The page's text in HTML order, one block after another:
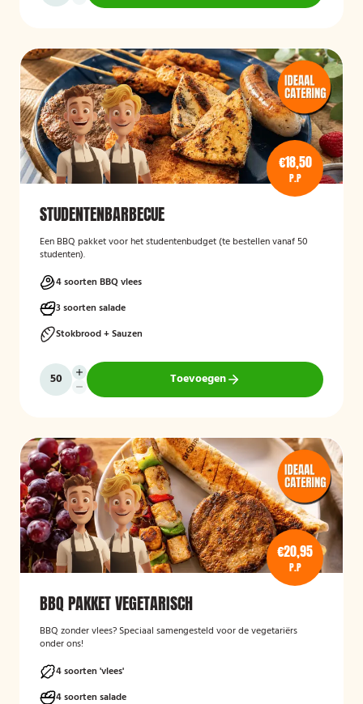
€18,50
P.P
STUDENTENBARBECUE
Een BBQ pakket voor het studentenbudget (te bestellen vanaf 50
studenten).
4 soorten BBQ vlees
3 soorten salade
Stokbrood + Sauzen
Toevoegen
€20,95
P.P
BBQ PAKKET VEGETARISCH
BBQ zonder vlees? Speciaal samengesteld voor de vegetariërs
onder ons!
4 soorten 'vlees'
4 soorten salade